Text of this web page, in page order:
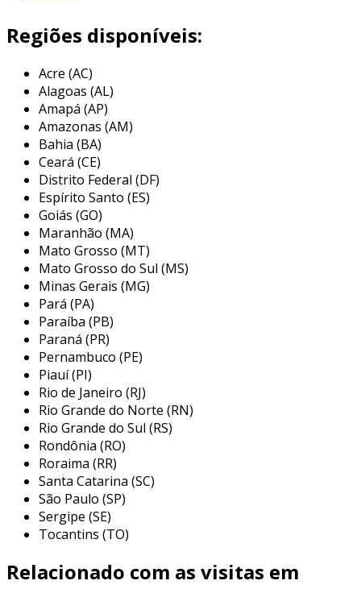
demandas, como aumento temporário de
equipe, eventos e projetos específicos, sem a
necessidade de aquisição dos equipamentos.
uma das principais vantagens da locação é a
agilidade no processo de obtenção dos
equipamentos. as empresas podem negociar
contratos de locação por períodos variados, o
que possibilita uma melhor adequação às suas
necessidades. além disso, os provedores de
locação geralmente oferecem uma série de
serviços adicionais, como manutenção, suporte
técnico e atualização de sistemas, garantindo
que os equipamentos estejam sempre em
ótimo estado de funcionamento.
principais aplicações da locação de
notebooks para empresas
a locação de notebooks é uma estratégia
estratégica que pode ser aplicada em diversas
situações e segmentos de mercado. a seguir,
estão algumas das principais aplicações que
mostram como essa prática pode ser benéfica
para as empresas:
eventos e feiras:
precisam de uma quantidade elevada de
notebooks para demonstrações,
palestras e estandes em feiras de
negócios. a locação oferece uma solução
Regiões disponíveis:
Acre (AC)
Alagoas (AL)
Amapá (AP)
Amazonas (AM)
Bahia (BA)
Ceará (CE)
Distrito Federal (DF)
Espírito Santo (ES)
Goiás (GO)
Maranhão (MA)
Mato Grosso (MT)
Mato Grosso do Sul (MS)
Minas Gerais (MG)
Pará (PA)
Paraíba (PB)
Paraná (PR)
Pernambuco (PE)
Piauí (PI)
Rio de Janeiro (RJ)
Rio Grande do Norte (RN)
Rio Grande do Sul (RS)
Rondônia (RO)
Roraima (RR)
Santa Catarina (SC)
São Paulo (SP)
Sergipe (SE)
Tocantins (TO)
Relacionado com as visitas em